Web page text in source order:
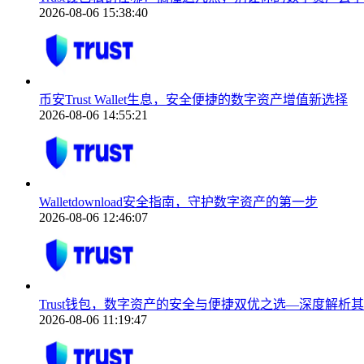
2026-08-06 15:38:40
币安Trust Wallet生息，安全便捷的数字资产增值新选择
2026-08-06 14:55:21
Walletdownload安全指南，守护数字资产的第一步
2026-08-06 12:46:07
Trust钱包，数字资产的安全与便捷双优之选—深度解析
2026-08-06 11:19:47